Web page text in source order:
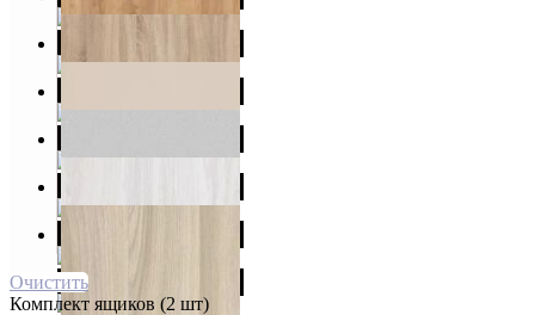
Очистить
Комплект ящиков (2 шт)